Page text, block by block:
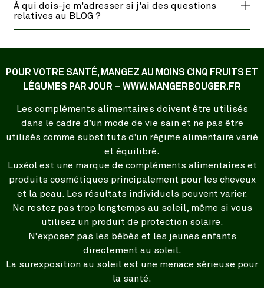
À qui dois-je m'adresser si j'ai des questions
relatives au BLOG ?
POUR VOTRE SANTÉ, MANGEZ AU MOINS CINQ FRUITS ET
LÉGUMES PAR JOUR – WWW.MANGERBOUGER.FR
Les compléments alimentaires doivent être utilisés
dans le cadre d’un mode de vie sain et ne pas être
utilisés comme substituts d’un régime alimentaire varié
et équilibré.
Luxéol est une marque de compléments alimentaires et
produits cosmétiques principalement pour les cheveux
et la peau. Les résultats individuels peuvent varier.
Ne restez pas trop longtemps au soleil, même si vous
utilisez un produit de protection solaire.
N’exposez pas les bébés et les jeunes enfants
directement au soleil.
La surexposition au soleil est une menace sérieuse pour
la santé.